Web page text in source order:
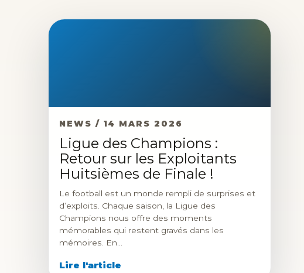
NEWS / 14 MARS 2026
Ligue des Champions :
Retour sur les Exploitants
Huitsièmes de Finale !
Le football est un monde rempli de surprises et
d’exploits. Chaque saison, la Ligue des
Champions nous offre des moments
mémorables qui restent gravés dans les
mémoires. En…
Lire l'article